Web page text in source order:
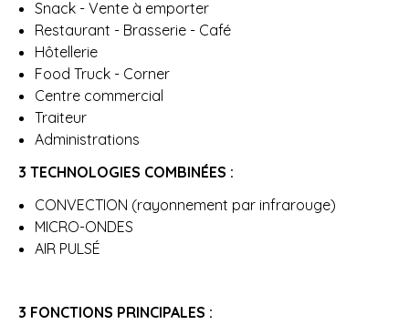
Snack - Vente à emporter
Restaurant - Brasserie - Café
Hôtellerie
Food Truck - Corner
Centre commercial
Traiteur
Administrations
3 TECHNOLOGIES COMBINÉES :
CONVECTION (rayonnement par infrarouge)
MICRO-ONDES
AIR PULSÉ
3 FONCTIONS PRINCIPALES :